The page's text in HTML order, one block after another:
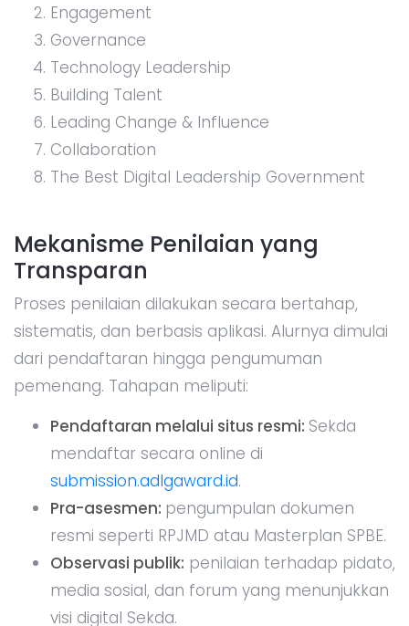
Engagement
Governance
Technology Leadership
Building Talent
Leading Change & Influence
Collaboration
The Best Digital Leadership Government
Mekanisme Penilaian yang
Transparan
Proses penilaian dilakukan secara bertahap,
sistematis, dan berbasis aplikasi. Alurnya dimulai
dari pendaftaran hingga pengumuman
pemenang. Tahapan meliputi:
Pendaftaran melalui situs resmi: Sekda
mendaftar secara online di
submission.adlgaward.id.
Pra-asesmen: pengumpulan dokumen
resmi seperti RPJMD atau Masterplan SPBE.
Observasi publik: penilaian terhadap pidato,
media sosial, dan forum yang menunjukkan
visi digital Sekda.